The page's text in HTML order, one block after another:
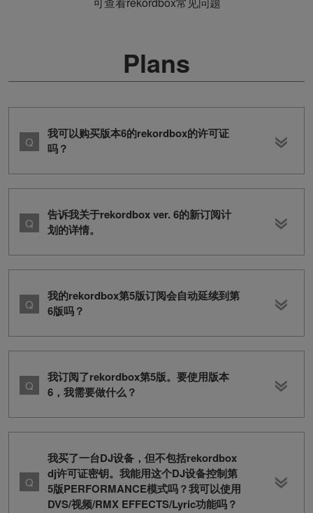
Plans
我可以购买版本6的rekordbox的许可证
吗？
告诉我关于rekordbox ver. 6的新订阅计
划的详情。
我的rekordbox第5版订阅会自动延续到第
6版吗？
我订阅了rekordbox第5版。要使用版本
6，我需要做什么？
我买了一台DJ设备，但不包括rekordbox
dj许可证密钥。我能用这个DJ设备控制第
5版PERFORMANCE模式吗？我可以使用
DVS/视频/RMX EFFECTS/Lyric功能吗？